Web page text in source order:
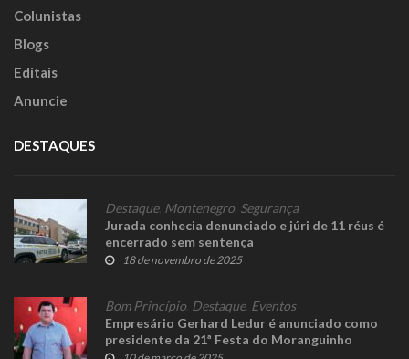
Colunistas
Blogs
Editais
Anuncie
DESTAQUES
Destaque, Montenegro Segurança
Jurada conhecia denunciado e júri de 11 réus é
encerrado sem sentença
18 de novembro de 2025
Bom Princípio Destaque, Eventos
Empresário Gerhard Ledur é anunciado como
presidente da 21ª Festa do Moranguinho